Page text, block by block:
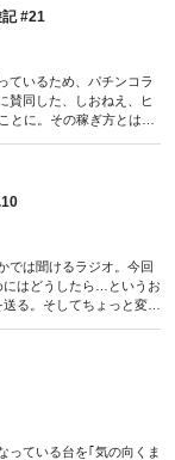
記 #21
ているため、パチンコラ
賛同した、しおねえ、ヒ
とに。その稼ぎ方とは、
なに上手くいくの
です／2019年5月30日発
では聞けるラジオ。今回
にはどうしたら…というお
る。そしてちょっと変わ
期的な機能とは…!?
です／2019年5月30日発
っている台を｢気の向くま